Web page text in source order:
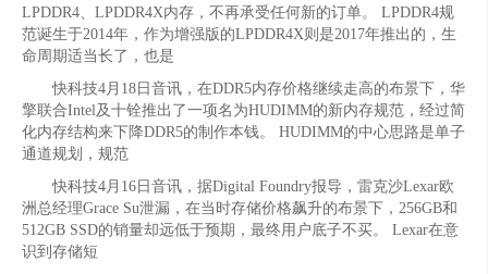
LPDDR4、LPDDR4X内存，不再承受任何新的订单。 LPDDR4规
范诞生于2014年，作为增强版的LPDDR4X则是2017年推出的，生
命周期适当长了，也是
快科技4月18日音讯，在DDR5内存价格继续走高的布景下，华
擎联合Intel及十铨推出了一项名为HUDIMM的新内存规范，经过简
化内存结构来下降DDR5的制作本钱。 HUDIMM的中心思路是单子
通道规划，规范
快科技4月16日音讯，据Digital Foundry报导，雷克沙Lexar欧
洲总经理Grace Su泄漏，在当时存储价格飙升的布景下，256GB和
512GB SSD的销量却远低于预期，最终用户底子不买。 Lexar在意
识到存储短